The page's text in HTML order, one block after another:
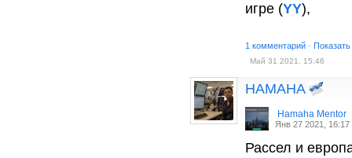
игре (YY),
1 комментарий ·
Май 31 2021, 15:46
HAMAHA
Hamaha Mentor
Янв 27 2021, 16:17
Рассел и